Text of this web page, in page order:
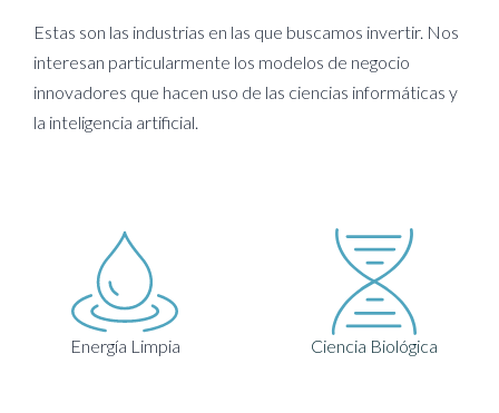
Estas son las industrias en las que buscamos invertir. Nos
interesan particularmente los modelos de negocio
innovadores que hacen uso de las ciencias informáticas y
la inteligencia artificial.
Energía Limpia Ciencia Biológica